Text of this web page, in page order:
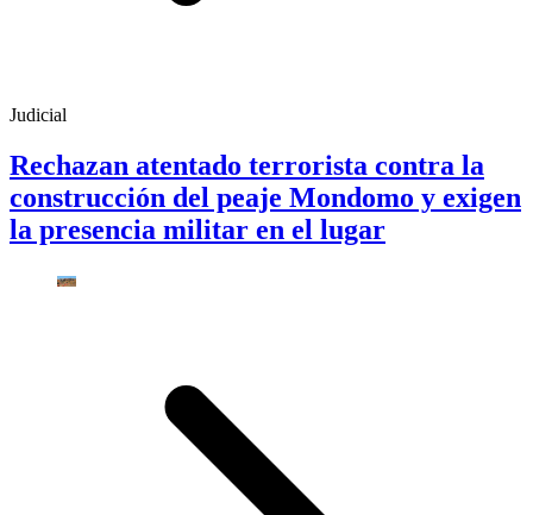
Judicial
Rechazan atentado terrorista contra la
construcción del peaje Mondomo y exigen
la presencia militar en el lugar